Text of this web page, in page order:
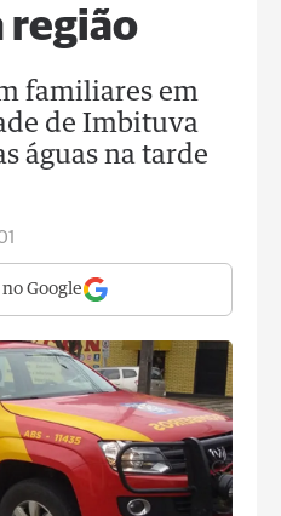
região
familiares em
de Imbituva
águas na tarde
no Google